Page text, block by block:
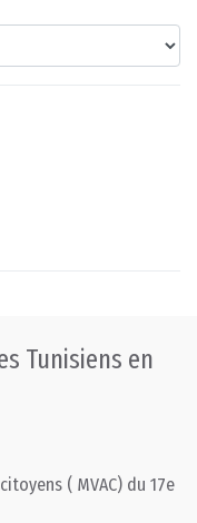
Tunisiens en
( MVAC) du 17e